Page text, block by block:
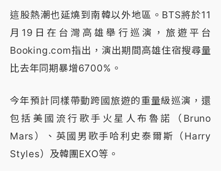
這股熱潮也延燒到南韓以外地區。BTS將於11
月19日在台灣高雄舉行巡演，旅遊平台
Booking.com指出，演出期間高雄住宿搜尋量
比去年同期暴增6700%。
今年預計同樣帶動跨國旅遊的重量級巡演，還
包括美國流行歌手火星人布魯諾（Bruno
Mars）、英國男歌手哈利史泰爾斯（Harry
Styles）及韓團EXO等。